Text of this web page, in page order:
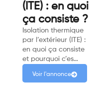
(ITE) : en quoi
ça consiste ?
Isolation thermique
par l’extérieur (ITE) :
en quoi ça consiste
et pourquoi c’es…
Voir l'annonce